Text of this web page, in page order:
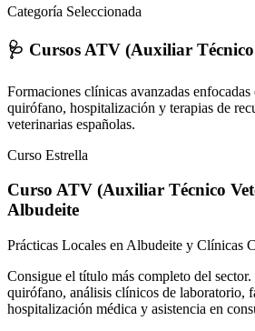
Categoría Seleccionada
🩺 Cursos ATV (Auxiliar
Formaciones clínicas avanzadas
quirófano, hospitalización y terapias de
veterinarias españolas.
Curso Estrella
Curso ATV (Auxiliar Técnico
Albudeite
Prácticas Locales en Albudeite y Clínicas
Consigue el título más completo del
quirófano, análisis clínicos de laboratorio,
hospitalización médica y asistencia en